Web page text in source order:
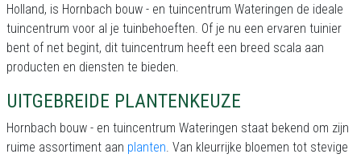
Holland, is Hornbach bouw - en tuincentrum Wateringen de ideale
tuincentrum voor al je tuinbehoeften. Of je nu een ervaren tuinier
bent of net begint, dit tuincentrum heeft een breed scala aan
producten en diensten te bieden.
UITGEBREIDE PLANTENKEUZE
Hornbach bouw - en tuincentrum Wateringen staat bekend om zijn
ruime assortiment aan planten. Van kleurrijke bloemen tot stevige